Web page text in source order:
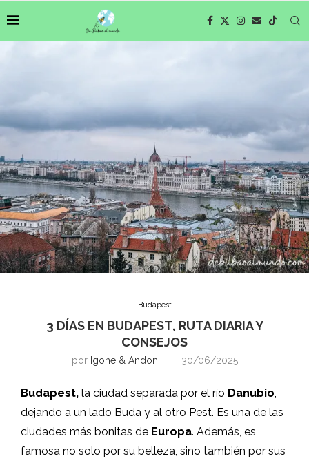
Budapest
3 DÍAS EN BUDAPEST, RUTA DIARIA Y
CONSEJOS
por Igone & Andoni 30/06/2025
Budapest, la ciudad separada por el río Danubio,
dejando a un lado Buda y al otro Pest. Es una de las
ciudades más bonitas de Europa. Además, es
famosa no solo por su belleza, sino también por sus